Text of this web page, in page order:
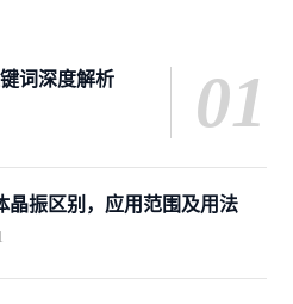
词深度解析 01
晶振区别，应用范围及用法